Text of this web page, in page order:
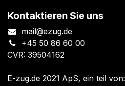
Kontaktieren Sie uns
mail@ezug.de
+45 50 86 60 00
CVR: 39504162
E-zug.de 2021 ApS, ein teil von: